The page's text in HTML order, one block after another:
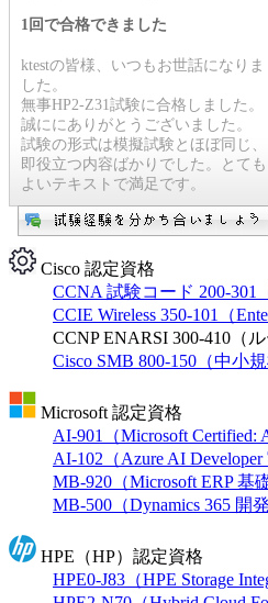
1回で合格できました
ktestの皆様、いつもお世話になりま
した。
無事HP2-Z31試験に合格しました。
誠ににありがとうございました。
試験の形式は模擬試験とほぼ同じ、
即役立つ内容ばかりでした。とても
よいテキストで満足です。
Cisco 認定資格
CCNA 試験コード 200-301
CCIE Wireless 350-101（
CCNP ENARSI 300-410（
Cisco SMB 800-150（中小
Microsoft 認定資格
AI-901（Microsoft Certified:
AI-102（Azure AI Developer
MB-920（Microsoft ERP 基
MB-500（Dynamics 365 開
HPE（HP）認定資格
HPE0-J83（HPE Storage